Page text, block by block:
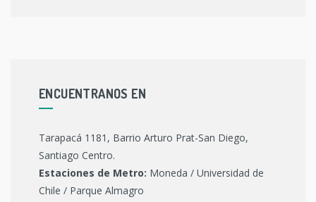
ENCUENTRANOS EN
Tarapacá 1181, Barrio Arturo Prat-San Diego,
Santiago Centro.
Estaciones de Metro: Moneda / Universidad de
Chile / Parque Almagro